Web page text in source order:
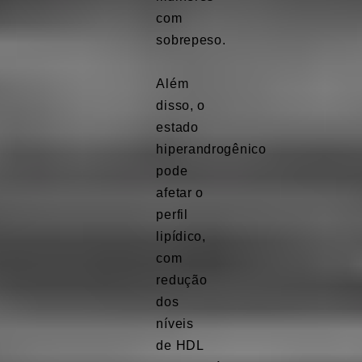
com
sobrepeso.
Além
disso, o
estado
hiperandrogênico
pode
afetar o
perfil
lipídico,
com
redução
dos
níveis
de HDL